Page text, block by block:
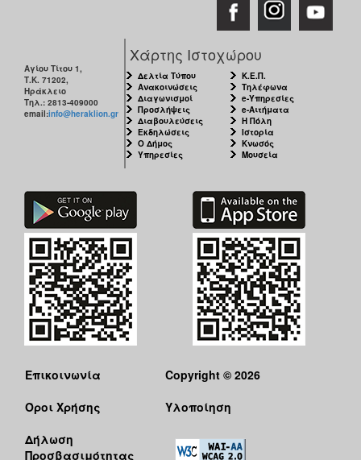
Αγίου Τίτου 1,
Τ.Κ. 71202,
Ηράκλειο
Τηλ.: 2813-409000
email:info@heraklion.gr
Χάρτης Ιστοχώρου
Δελτία Τύπου
Ανακοινώσεις
Διαγωνισμοί
Προσλήψεις
Διαβουλεύσεις
Εκδηλώσεις
Ο Δήμος
Υπηρεσίες
Κ.Ε.Π.
Τηλέφωνα
e-Υπηρεσίες
e-Αιτήματα
Η Πόλη
Ιστορία
Κνωσός
Μουσεία
Επικοινωνία
Όροι Χρήσης
Δήλωση
Προσβασιμότητας
Copyright © 2026
Υλοποίηση